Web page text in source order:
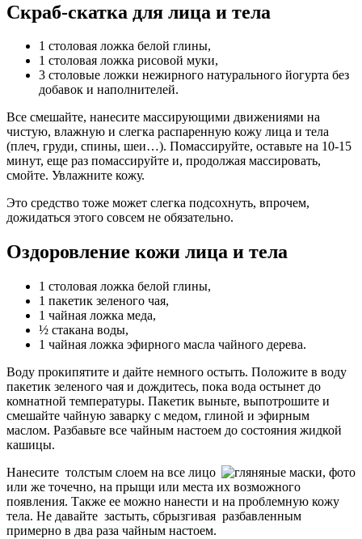
Скраб-скатка для лица и тела
1 столовая ложка белой глины,
1 столовая ложка рисовой муки,
3 столовые ложки нежирного натурального йогурта без
добавок и наполнителей.
Все смешайте, нанесите массирующими движениями на
чистую, влажную и слегка распаренную кожу лица и тела
(плеч, груди, спины, шеи…). Помассируйте, оставьте на 10-15
минут, еще раз помассируйте и, продолжая массировать,
смойте. Увлажните кожу.
Это средство тоже может слегка подсохнуть, впрочем,
дожидаться этого совсем не обязательно.
Оздоровление кожи лица и тела
1 столовая ложка белой глины,
1 пакетик зеленого чая,
1 чайная ложка меда,
½ стакана воды,
1 чайная ложка эфирного масла чайного дерева.
Воду прокипятите и дайте немного остыть. Положите в воду
пакетик зеленого чая и дождитесь, пока вода остынет до
комнатной температуры. Пакетик выньте, выпотрошите и
смешайте чайную заварку с медом, глиной и эфирным
маслом. Разбавьте все чайным настоем до состояния жидкой
кашицы.
Нанесите толстым слоем на все лицо
или же точечно, на прыщи или места их возможного
появления. Также ее можно нанести и на проблемную кожу
тела. Не давайте застыть, сбрызгивая разбавленным
примерно в два раза чайным настоем.